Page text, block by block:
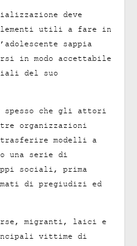
deve
utili a fare in
sappia
in modo accettabile
del suo
spesso che gli attori
organizzazioni
modelli a
una serie di
sociali, prima
di pregiudizi ed
migranti, laici e
vittime di